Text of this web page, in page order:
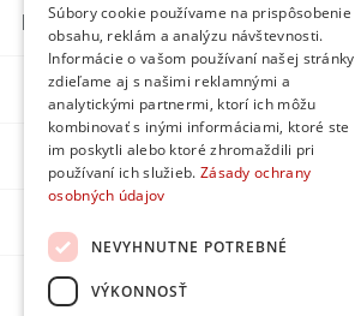
Kapcsolatok
Facebook
Instagram
Youtube
Súbory cookie používame na prispôsobenie
obsahu, reklám a analýzu návštevnosti.
Informácie o vašom používaní našej stránky
zdieľame aj s našimi reklamnými a
analytickými partnermi, ktorí ich môžu
kombinovať s inými informáciami, ktoré ste
im poskytli alebo ktoré zhromaždili pri
používaní ich služieb. Zásady ochrany
osobných údajov
NEVYHNUTNE POTREBNÉ
VÝKONNOSŤ